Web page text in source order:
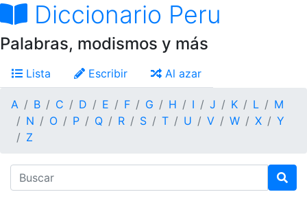
Diccionario Peru
Palabras, modismos y más
Lista Escribir Al azar
A B C D E F G H I J K L
M
N
O P Q R S T U V W X
Y
Z